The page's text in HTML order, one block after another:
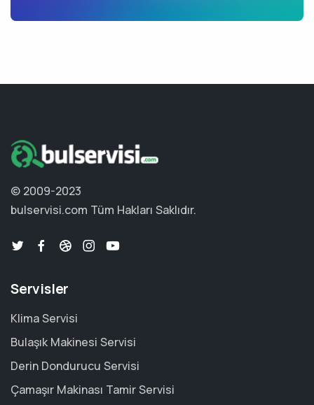
© 2009-2023
bulservisi.com Tüm Hakları Saklıdır.
Servisler
Klima Servisi
Bulaşık Makinesi Servisi
Derin Dondurucu Servisi
Çamaşır Makinası Tamir Servisi